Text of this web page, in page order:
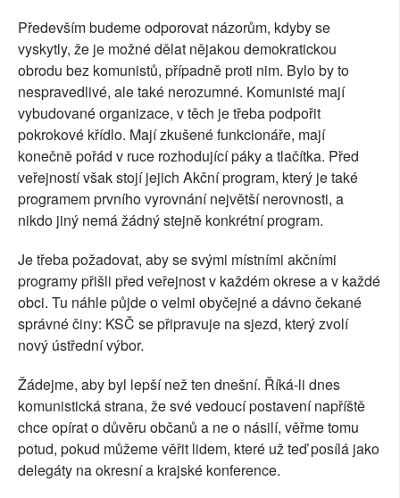
Především budeme odporovat názorům, kdyby se
vyskytly, že je možné dělat nějakou demokratickou
obrodu bez komunistů, případně proti nim. Bylo by to
nespravedlivé, ale také nerozumné. Komunisté mají
vybudované organizace, v těch je třeba podpořit
pokrokové křídlo. Mají zkušené funkcionáře, mají
konečně pořád v ruce rozhodující páky a tlačítka. Před
veřejností však stojí jejich Akční program, který je také
programem prvního vyrovnání největší nerovnosti, a
nikdo jiný nemá žádný stejně konkrétní program.
Je třeba požadovat, aby se svými místními akčními
programy přišli před veřejnost v každém okrese a v každé
obci. Tu náhle půjde o velmi obyčejné a dávno čekané
správné činy: KSČ se připravuje na sjezd, který zvolí
nový ústřední výbor.
Žádejme, aby byl lepší než ten dnešní. Říká-li dnes
komunistická strana, že své vedoucí postavení napříště
chce opírat o důvěru občanů a ne o násilí, věřme tomu
potud, pokud můžeme věřit lidem, které už teď posílá jako
delegáty na okresní a krajské konference.